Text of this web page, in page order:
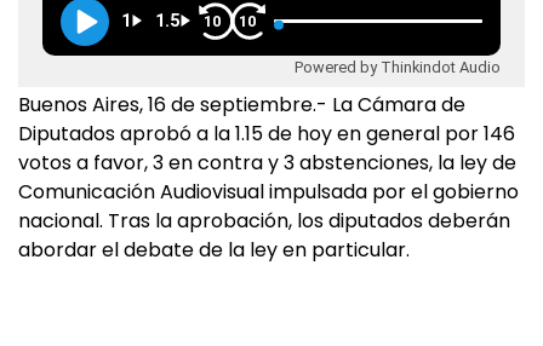
1 1.5 10 10
Powered by Thinkindot Audio
Buenos Aires, 16 de septiembre.- La Cámara de
Diputados aprobó a la 1.15 de hoy en general por 146
votos a favor, 3 en contra y 3 abstenciones, la ley de
Comunicación Audiovisual impulsada por el gobierno
nacional. Tras la aprobación, los diputados deberán
abordar el debate de la ley en particular.